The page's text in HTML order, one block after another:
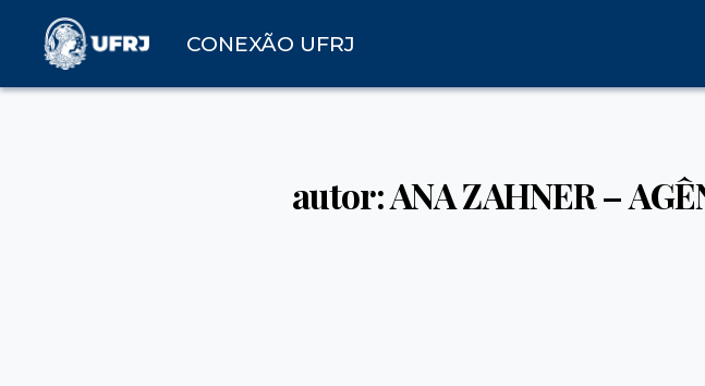
CONEXÃO UFRJ
autor: ANA ZAHNER –